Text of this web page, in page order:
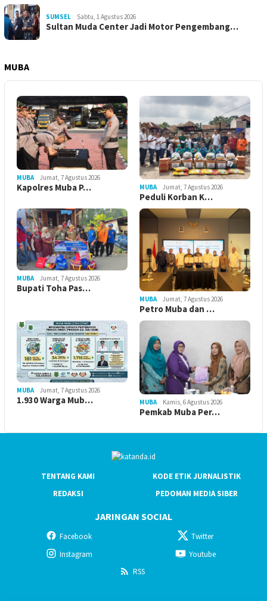
SUMSEL Sabtu, 1 Agustus 2026
Sultan Muda Center Jadi Motor Pengembang…
MUBA
MUBA Jumat, 7 Agustus 2026
Kapolres Muba P… MUBA Jumat, 7 Agustus 2026
Peduli Korban K…
MUBA Jumat, 7 Agustus 2026
Bupati Toha Pas…
MUBA Jumat, 7 Agustus 2026
Petro Muba dan …
MUBA Jumat, 7 Agustus 2026
1.930 Warga Mub… MUBA Kamis, 6 Agustus 2026
Pemkab Muba Per…
TENTANG KAMI
KODE ETIK JURNALISTIK
REDAKSI
PEDOMAN MEDIA SIBER
JARINGAN SOCIAL
Facebook
Twitter
Instagram
Youtube
RSS